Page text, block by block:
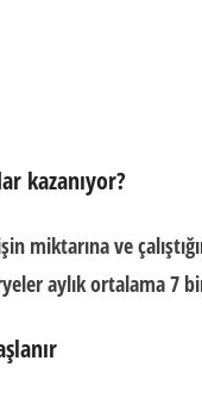
kazanıyor?
miktarına ve
aylık ortalama 7